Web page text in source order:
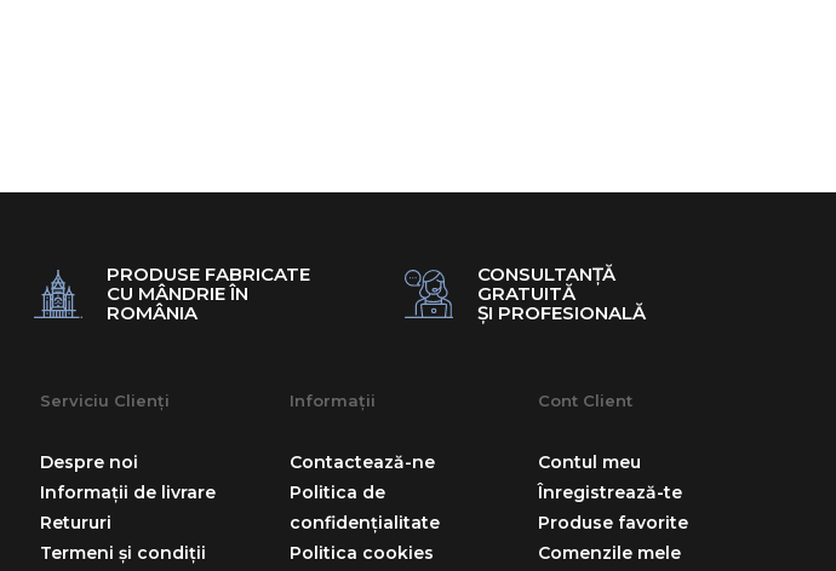
PRODUSE FABRICATE
CU MÂNDRIE ÎN
ROMÂNIA
CONSULTANȚĂ
GRATUITĂ
ȘI PROFESIONALĂ
Serviciu Clienți
Despre noi
Informații de livrare
Retururi
Termeni și condiții
Informații
Contactează-ne
Politica de
confidențialitate
Politica cookies
Cont Client
Contul meu
Înregistrează-te
Produse favorite
Comenzile mele